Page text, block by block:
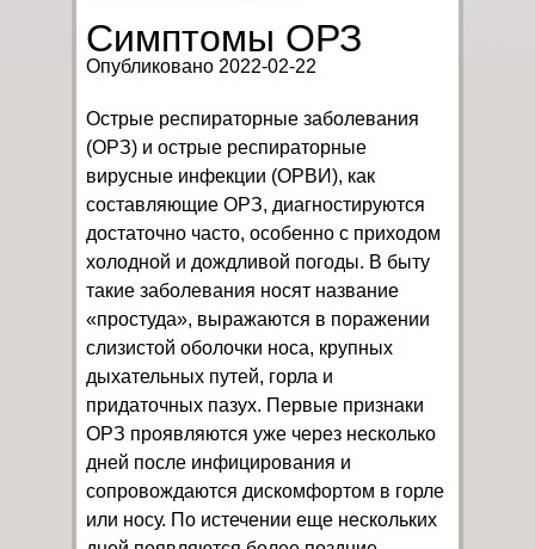
Симптомы ОРЗ
Опубликовано 2022-02-22
Острые респираторные заболевания
(ОРЗ) и острые респираторные
вирусные инфекции (ОРВИ), как
составляющие ОРЗ, диагностируются
достаточно часто, особенно с приходом
холодной и дождливой погоды. В быту
такие заболевания носят название
«простуда», выражаются в поражении
слизистой оболочки носа, крупных
дыхательных путей, горла и
придаточных пазух. Первые признаки
ОРЗ проявляются уже через несколько
дней после инфицирования и
сопровождаются дискомфортом в горле
или носу. По истечении еще нескольких